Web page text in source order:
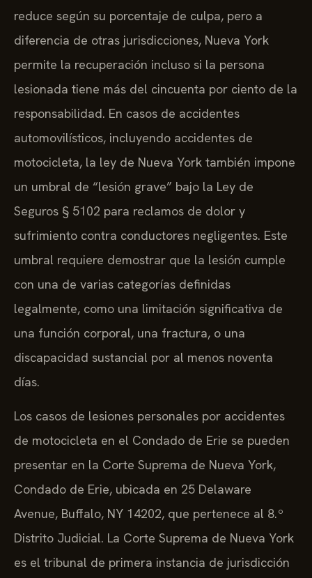
reduce según su porcentaje de culpa, pero a
diferencia de otras jurisdicciones, Nueva York
permite la recuperación incluso si la persona
lesionada tiene más del cincuenta por ciento de la
responsabilidad. En casos de accidentes
automovilísticos, incluyendo accidentes de
motocicleta, la ley de Nueva York también impone
un umbral de “lesión grave” bajo la Ley de
Seguros § 5102 para reclamos de dolor y
sufrimiento contra conductores negligentes. Este
umbral requiere demostrar que la lesión cumple
con una de varias categorías definidas
legalmente, como una limitación significativa de
una función corporal, una fractura, o una
discapacidad sustancial por al menos noventa
días.
Los casos de lesiones personales por accidentes
de motocicleta en el Condado de Erie se pueden
presentar en la Corte Suprema de Nueva York,
Condado de Erie, ubicada en 25 Delaware
Avenue, Buffalo, NY 14202, que pertenece al 8.º
Distrito Judicial. La Corte Suprema de Nueva York
es el tribunal de primera instancia de jurisdicción